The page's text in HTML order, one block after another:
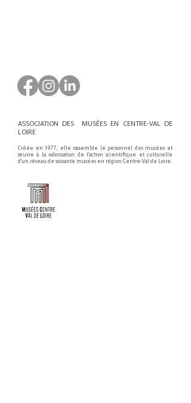
ASSOCIATION DES MUSÉES EN CENTRE-VAL DE
LOIRE
Créée en 1977, elle rassemble le personnel des musées et
œuvre à la valorisation de l'action scientifique et culturelle
d'un réseau de soixante musées en région Centre-Val de Loire.